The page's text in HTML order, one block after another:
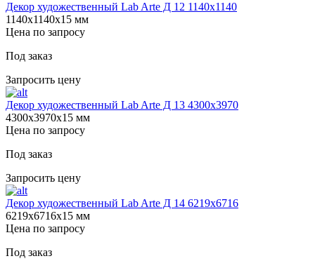
Декор художественный Lab Arte Д 12 1140х1140
1140х1140х15 мм
Цена по запросу
Под заказ
Запросить цену
Декор художественный Lab Arte Д 13 4300х3970
4300х3970х15 мм
Цена по запросу
Под заказ
Запросить цену
Декор художественный Lab Arte Д 14 6219х6716
6219х6716х15 мм
Цена по запросу
Под заказ